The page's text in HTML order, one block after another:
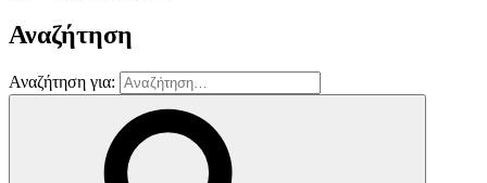
Αναζήτηση
Αναζήτηση για: